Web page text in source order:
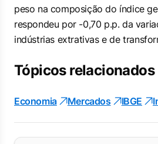
peso na composição do índice
respondeu por -0,70 p.p. da
indústrias extrativas e de
Tópicos relacionados
Economia Mercados IBGE